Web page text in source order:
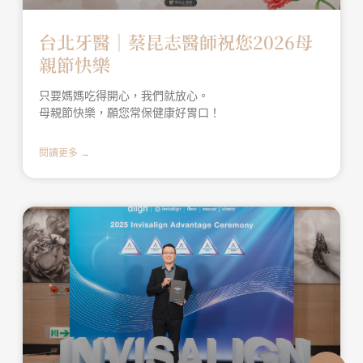
台北牙醫│蔡昆志醫師祝您2026母
親節快樂
只要媽媽吃得開心，我們就放心。
母親節快樂，願您常保健康好胃口！
閱讀更多 →